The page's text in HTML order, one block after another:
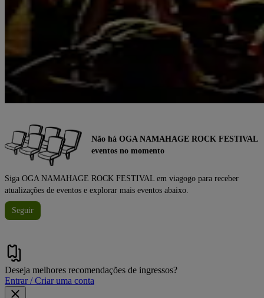
Não há OGA NAMAHAGE ROCK FESTIVAL
eventos no momento
Siga OGA NAMAHAGE ROCK FESTIVAL em viagogo para receber
atualizações de eventos e explorar mais eventos abaixo.
Seguir
Deseja melhores recomendações de ingressos?
Entrar / Criar uma conta